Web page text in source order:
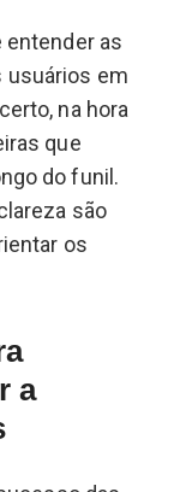
entender as
usuários em
na hora
que
do funil.
são
os
a